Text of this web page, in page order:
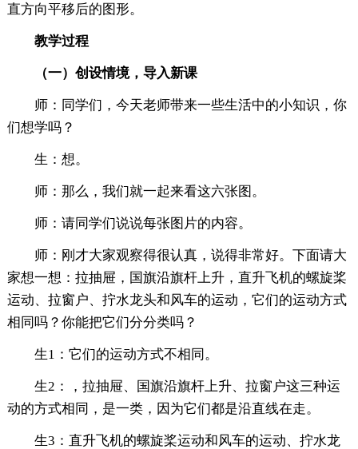
直方向平移后的图形。
教学过程
（一） 创设情境，导入新课
师：同学们，今天老师带来一些生活中的小知识，你
们想学吗？
生：想。
师：那么，我们就一起来看这六张图。
师：请同学们说说每张图片的内容。
师：刚才大家观察得很认真，说得非常好。下面请大
家想一想：拉抽屉，国旗沿旗杆上升，直升飞机的螺旋桨
运动、拉窗户、拧水龙头和风车的运动，它们的运动方式
相同吗？你能把它们分分类吗？
生1：它们的运动方式不相同。
生2：，拉抽屉、国旗沿旗杆上升、拉窗户这三种运
动的方式相同，是一类，因为它们都是沿直线在走。
生3：直升飞机的螺旋桨运动和风车的运动、拧水龙